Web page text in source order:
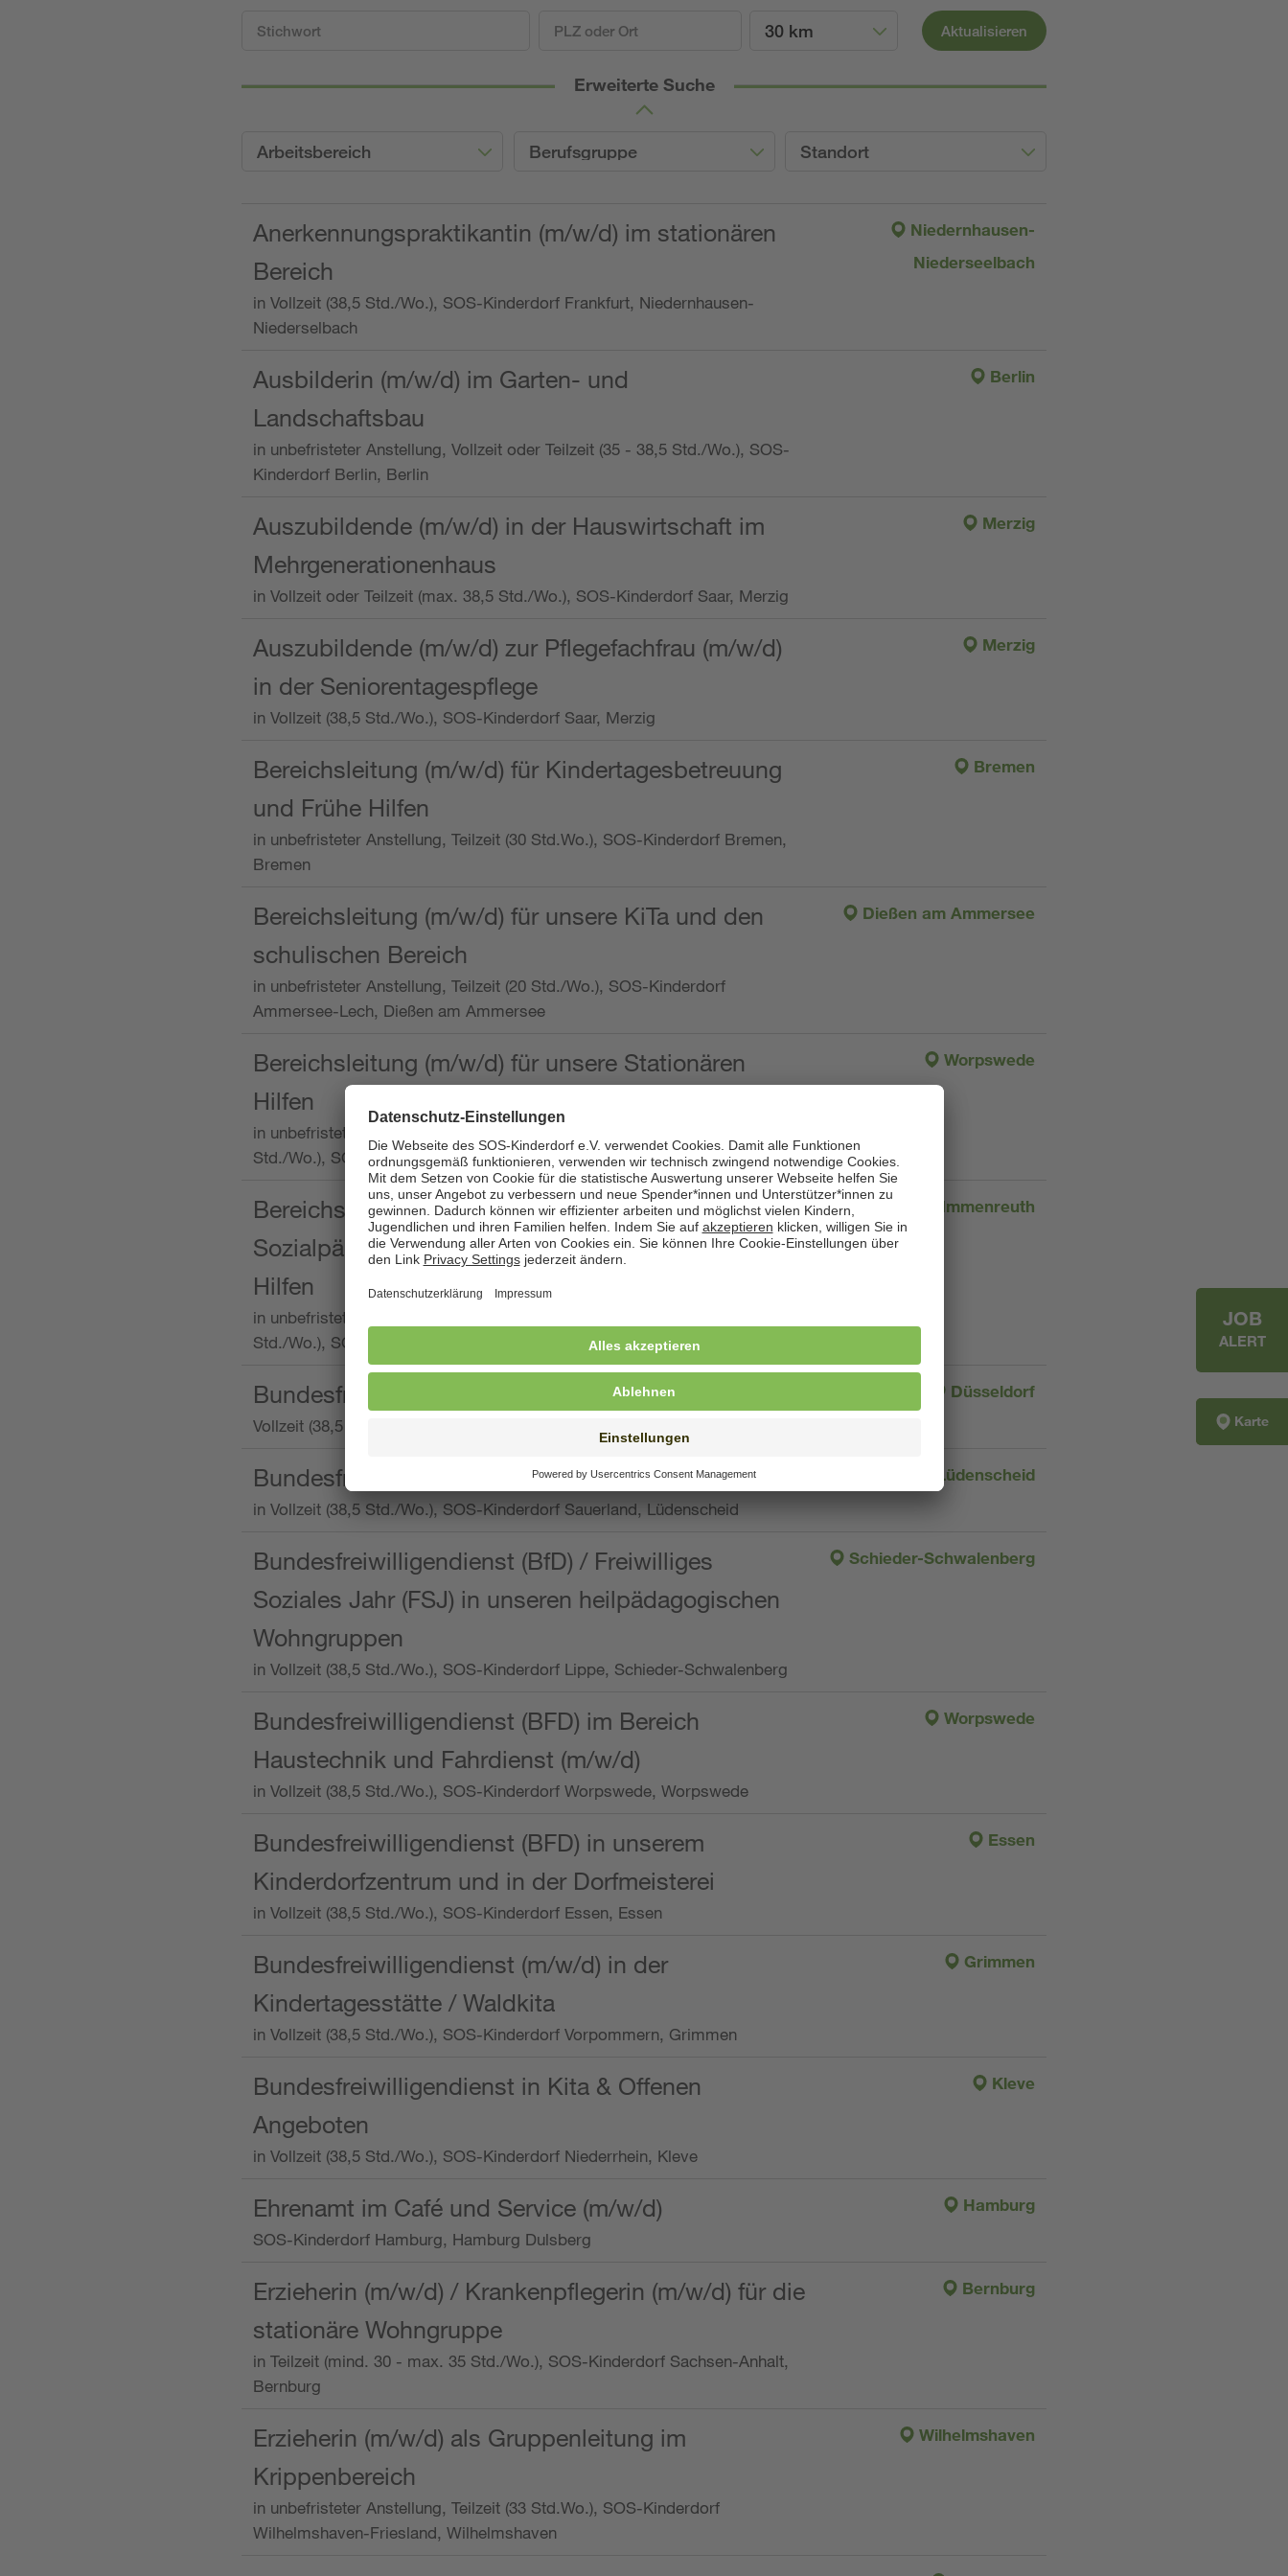
30 km Aktualisieren
Erweiterte Suche
Arbeitsbereich Berufsgruppe Standort
Anerkennungspraktikantin (m/w/d) im stationären
Bereich
in Vollzeit (38,5 Std./Wo.), SOS-Kinderdorf Frankfurt, Niedernhausen-
Niederselbach
Niedernhausen-
Niederseelbach
Ausbilderin (m/w/d) im Garten- und
Landschaftsbau
in unbefristeter Anstellung, Vollzeit oder Teilzeit (35 - 38,5 Std./Wo.), SOS-
Kinderdorf Berlin, Berlin
Berlin
Auszubildende (m/w/d) in der Hauswirtschaft im
Mehrgenerationenhaus
in Vollzeit oder Teilzeit (max. 38,5 Std./Wo.), SOS-Kinderdorf Saar, Merzig
Merzig
Auszubildende (m/w/d) zur Pflegefachfrau (m/w/d)
in der Seniorentagespflege
in Vollzeit (38,5 Std./Wo.), SOS-Kinderdorf Saar, Merzig
Merzig
Bereichsleitung (m/w/d) für Kindertagesbetreuung
und Frühe Hilfen
in unbefristeter Anstellung, Teilzeit (30 Std.Wo.), SOS-Kinderdorf Bremen,
Bremen
Bremen
Bereichsleitung (m/w/d) für unsere KiTa und den
schulischen Bereich
in unbefristeter Anstellung, Teilzeit (20 Std./Wo.), SOS-Kinderdorf
Ammersee-Lech, Dießen am Ammersee
Dießen am Ammersee
Bereichsleitung (m/w/d) für unsere Stationären
Hilfen
in unbefristeter Anstellung, Vollzeit oder Teilzeit (mind. 30 - max. 38,5
Std./Wo.), SOS-Kinderdorf Worpswede,
Worpswede
Bereichsleitung mit der Qualifikation als
Sozialpädagogin (m/w/d) und die Ambulanten
Hilfen
in unbefristeter Anstellung, Vollzeit oder Teilzeit (min. 34 bis max. 38,5
Std./Wo.), SOS-Kinderdorf Oberpfalz, Immenreuth
Immenreuth
Bundesfreiwilligendienst
Vollzeit (38,5 Stunden pro Woche), SOS-Kinderdorf Düsseldorf
Düsseldorf
Bundesfreiwilligendienst
in Vollzeit (38,5 Std./Wo.), SOS-Kinderdorf Sauerland, Lüdenscheid
Lüdenscheid
Bundesfreiwilligendienst (BfD) / Freiwilliges
Soziales Jahr (FSJ) in unseren heilpädagogischen
Wohngruppen
in Vollzeit (38,5 Std./Wo.), SOS-Kinderdorf Lippe, Schieder-Schwalenberg
Schieder-Schwalenberg
Bundesfreiwilligendienst (BFD) im Bereich
Haustechnik und Fahrdienst (m/w/d)
in Vollzeit (38,5 Std./Wo.), SOS-Kinderdorf Worpswede, Worpswede
Worpswede
Bundesfreiwilligendienst (BFD) in unserem
Kinderdorfzentrum und in der Dorfmeisterei
in Vollzeit (38,5 Std./Wo.), SOS-Kinderdorf Essen, Essen
Essen
Bundesfreiwilligendienst (m/w/d) in der
Kindertagesstätte / Waldkita
in Vollzeit (38,5 Std./Wo.), SOS-Kinderdorf Vorpommern, Grimmen
Grimmen
Bundesfreiwilligendienst in Kita & Offenen
Angeboten
in Vollzeit (38,5 Std./Wo.), SOS-Kinderdorf Niederrhein, Kleve
Kleve
Ehrenamt im Café und Service (m/w/d)
SOS-Kinderdorf Hamburg, Hamburg Dulsberg
Hamburg
Erzieherin (m/w/d) / Krankenpflegerin (m/w/d) für die
stationäre Wohngruppe
in Teilzeit (mind. 30 - max. 35 Std./Wo.), SOS-Kinderdorf Sachsen-Anhalt,
Bernburg
Bernburg
Erzieherin (m/w/d) als Gruppenleitung im
Krippenbereich
in unbefristeter Anstellung, Teilzeit (33 Std.Wo.), SOS-Kinderdorf
Wilhelmshaven-Friesland, Wilhelmshaven
Wilhelmshaven
JOB
ALERT
Karte